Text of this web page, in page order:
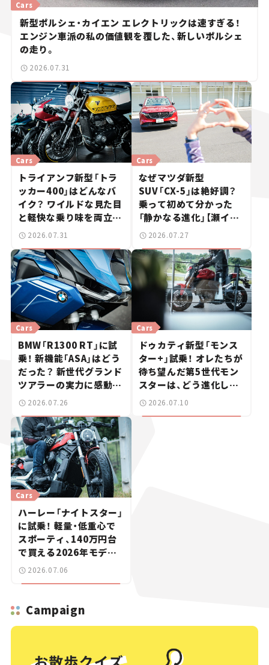
Cars
新型ポルシェ・カイエン エレクトリックは速すぎる！
エンジン車派の私の価値観を覆した、新しいポルシェ
の走り。
2026.07.31
Cars
トライアンフ新型「トラ
ッカー400」はどんなバ
イク？ ワイルドな見た目
と軽快な乗り味を両立し
た400ccフラットトラッ
2026.07.31
Cars
なぜマツダ新型
SUV「CX-5」は絶好調？
乗って初めて分かった
「静かなる進化」【瀬イオ
ナの試乗レビュー】
2026.07.27
Cars
BMW「R1300 RT」に試
乗！ 新機能「ASA」はどう
だった？ 新世代グランド
ツアラーの実力に感動
【試乗レビュー】
2026.07.26
Cars
ドゥカティ新型「モンス
ター+」試乗！ オレたちが
待ち望んだ第5世代モン
スターは、どう進化した
のか？【試乗レビュー】
2026.07.10
Cars
ハーレー「ナイトスター」
に試乗！ 軽量・低重心で
スポーティ、140万円台
で買える2026年モデル
が魅力的過ぎた【試乗レ
2026.07.06
Campaign